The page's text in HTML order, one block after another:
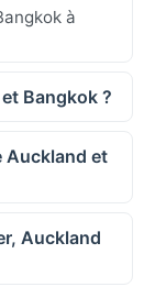
à
Bangkok ?
Auckland et
Auckland